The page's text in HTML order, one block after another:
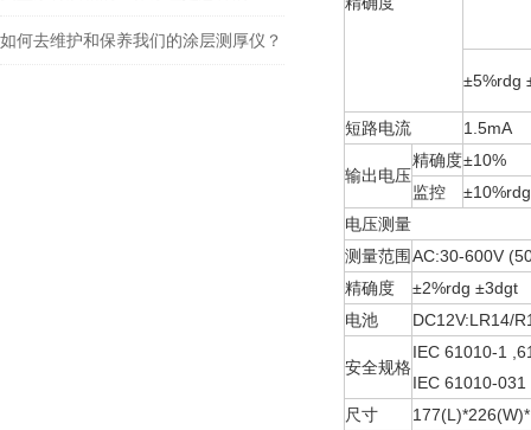
如何去维护和保养我们的涂层测厚仪？
±5%rdg
短路电流 1.5mA
输出电压
精确度±10%
监控
电压测量
测量范围AC:30-600V
精确度
±2%rdg ±3dgt
电池
DC12V:LR14/
安全规格
IEC 61010-1
IEC 61010-
尺寸